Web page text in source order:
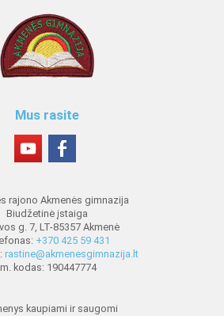
Mus rasite
rajono Akmenės gimnazija
Biudžetinė įstaiga
g. 7, LT-85357 Akmenė
+370 425 59 431
rastine@akmenesgimnazija.lt
kodas: 190447774
kaupiami ir saugomi